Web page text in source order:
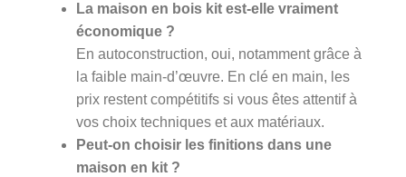
La maison en bois kit est-elle vraiment
économique ?
En autoconstruction, oui, notamment grâce à
la faible main-d’œuvre. En clé en main, les
prix restent compétitifs si vous êtes attentif à
vos choix techniques et aux matériaux.
Peut-on choisir les finitions dans une
maison en kit ?